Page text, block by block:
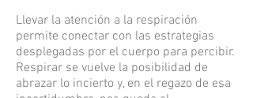
Llevar la atención a la respiración
permite conectar con las estrategias
desplegadas por el cuerpo para percibir.
Respirar se vuelve la posibilidad de
abrazar lo incierto y, en el regazo de esa